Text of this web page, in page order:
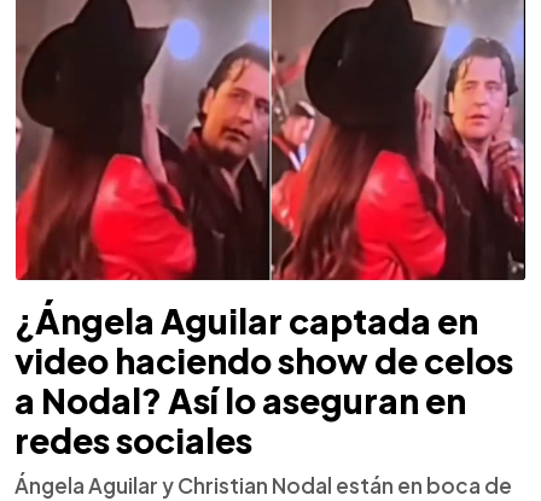
¿Ángela Aguilar captada en
video haciendo show de celos
a Nodal? Así lo aseguran en
redes sociales
Ángela Aguilar y Christian Nodal están en boca de